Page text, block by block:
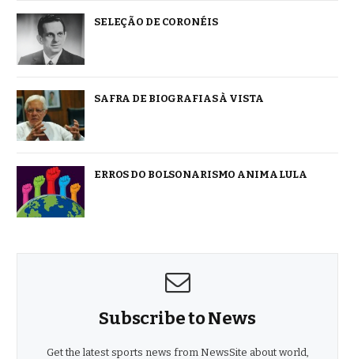
SELEÇÃO DE CORONÉIS
SAFRA DE BIOGRAFIAS À VISTA
ERROS DO BOLSONARISMO ANIMA LULA
Subscribe to News
Get the latest sports news from NewsSite about world,